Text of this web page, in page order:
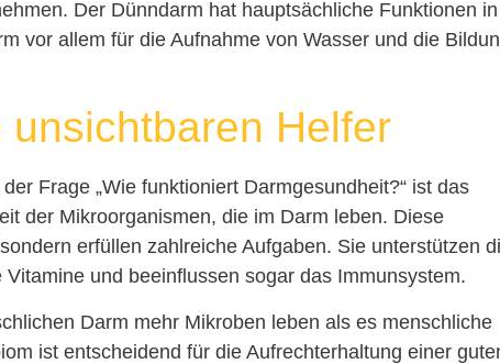
Der Dünndarm hat hauptsächliche Funktionen
vor allem für die Aufnahme von Wasser und die
unsichtbaren Helfer
Frage „Wie funktioniert Darmgesundheit?“ ist das
der Mikroorganismen, die im Darm leben. Diese
erfüllen zahlreiche Aufgaben. Sie unterstützen
und beeinflussen sogar das Immunsystem.
Darm mehr Mikroben leben als es menschliche
ist entscheidend für die Aufrechterhaltung einer